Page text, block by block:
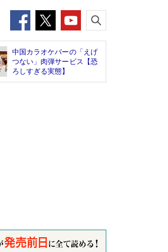
中国カラオケバーの「えげ
つない」肉弾サービス【恐
ろしすぎる実態】